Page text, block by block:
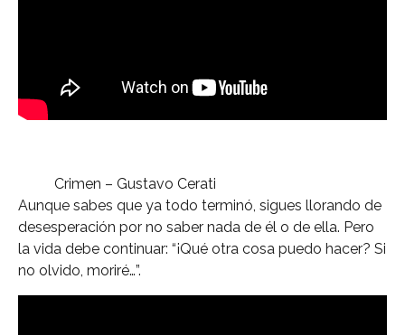
Crimen – Gustavo Cerati
Aunque sabes que ya todo terminó, sigues llorando de
desesperación por no saber nada de él o de ella. Pero
la vida debe continuar: “¡Qué otra cosa puedo hacer? Si
no olvido, moriré…”.